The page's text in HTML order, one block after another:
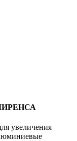
увеличения